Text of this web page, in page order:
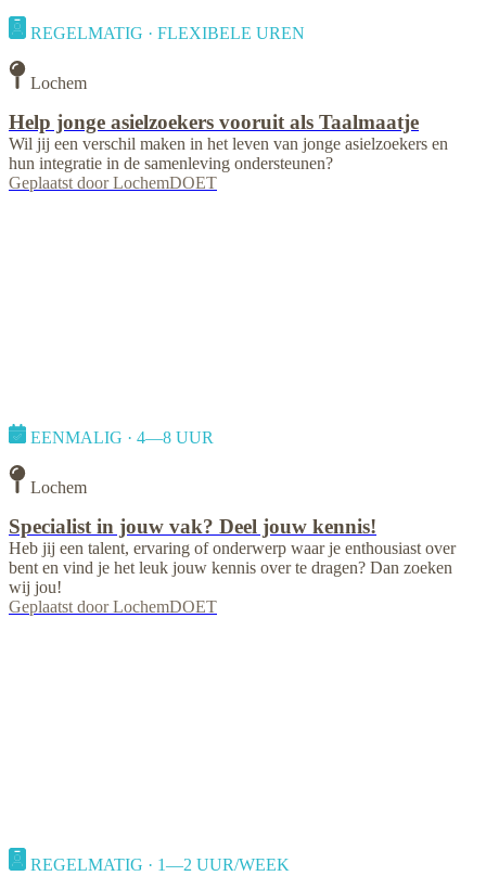
REGELMATIG · FLEXIBELE UREN
Lochem
Help jonge asielzoekers vooruit als Taalmaatje
Wil jij een verschil maken in het leven van jonge asielzoekers en
hun integratie in de samenleving ondersteunen?
Geplaatst door LochemDOET
EENMALIG · 4—8 UUR
Lochem
Specialist in jouw vak? Deel jouw kennis!
Heb jij een talent, ervaring of onderwerp waar je enthousiast over
bent en vind je het leuk jouw kennis over te dragen? Dan zoeken
wij jou!
Geplaatst door LochemDOET
REGELMATIG · 1—2 UUR/WEEK